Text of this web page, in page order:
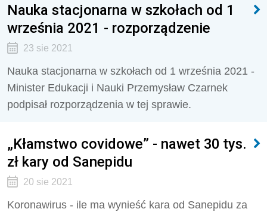
Nauka stacjonarna w szkołach od 1
września 2021 - rozporządzenie
23 sie 2021
Nauka stacjonarna w szkołach od 1 września 2021 -
Minister Edukacji i Nauki Przemysław Czarnek
podpisał rozporządzenia w tej sprawie.
„Kłamstwo covidowe” - nawet 30 tys.
zł kary od Sanepidu
20 sie 2021
Koronawirus - ile ma wynieść kara od Sanepidu za